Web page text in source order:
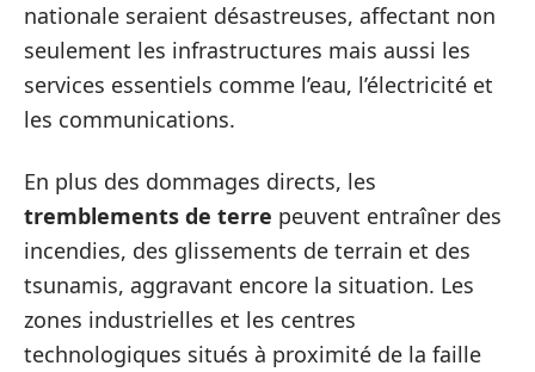
nationale seraient désastreuses, affectant non
seulement les infrastructures mais aussi les
services essentiels comme l’eau, l’électricité et
les communications.
En plus des dommages directs, les
tremblements de terre peuvent entraîner des
incendies, des glissements de terrain et des
tsunamis, aggravant encore la situation. Les
zones industrielles et les centres
technologiques situés à proximité de la faille